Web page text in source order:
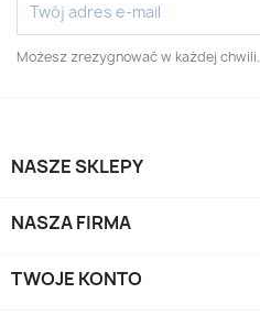
Możesz zrezygnować w każdej chwili.
NASZE SKLEPY
NASZA FIRMA
TWOJE KONTO